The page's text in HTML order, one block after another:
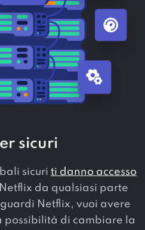
sicuri
sicuri ti danno accesso
da qualsiasi parte
Netflix, vuoi avere
possibilità di cambiare la